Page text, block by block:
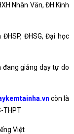
Nhân Văn, ĐH Kinh
ĐHSG, Đại học
đang giảng dạy tự do
còn là
THPT
Việt